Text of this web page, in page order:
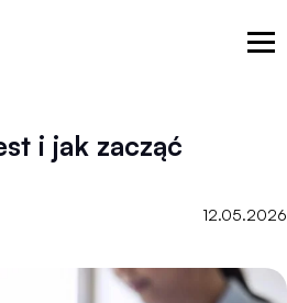
i jak zacząć
12.05.2026